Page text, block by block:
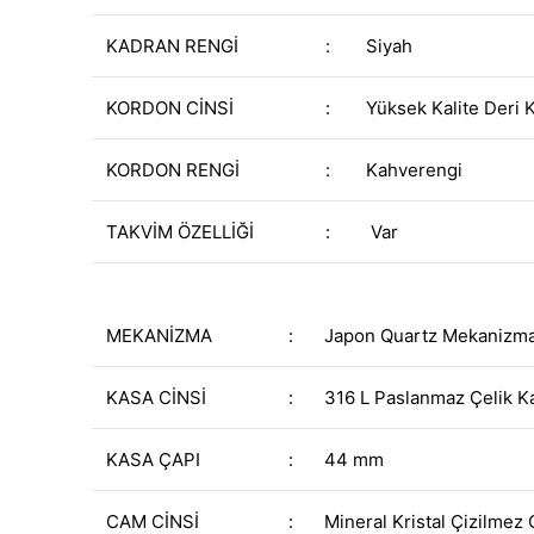
KADRAN RENGİ : Siyah
KORDON CİNSİ : Yüksek Kalite Deri
KORDON RENGİ : Kahverengi
TAKVİM ÖZELLİĞİ : Var
MEKANİZMA : Japon Quartz
KASA CİNSİ : 316 L Paslanmaz Çelik
KASA ÇAPI : 44 mm
CAM CİNSİ : Mineral Kristal Çizilmez